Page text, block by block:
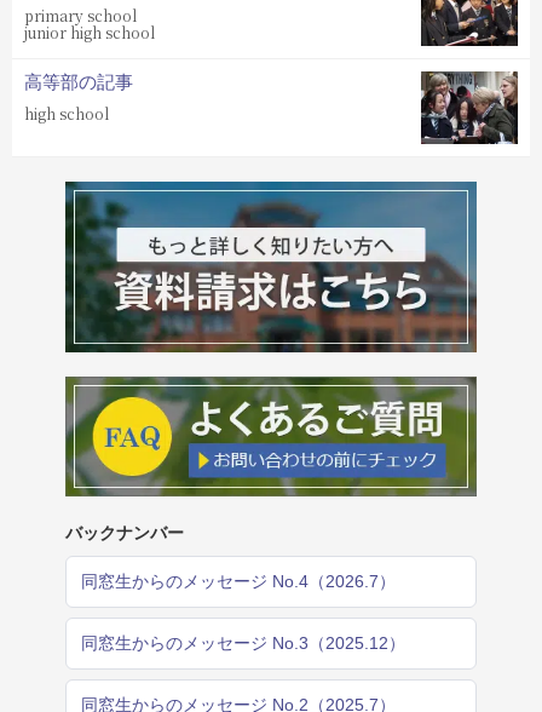
primary school
junior high school
高等部の記事
high school
バックナンバー
同窓生からのメッセージ No.4（2026.7）
同窓生からのメッセージ No.3（2025.12）
同窓生からのメッセージ No.2（2025.7）